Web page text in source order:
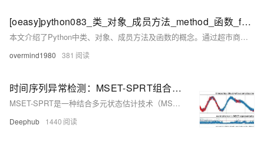
[oeasy]python083_类_对象_成员方法_method_函数_function_isinstance
本文介绍了Python中类、对象、成员方法及函数的概念。通过超市商品分类的例子，形象地解释了“类型”的概念，如整型(int)和字符串(str)是两种不同的数据类型。整型对象支持数字求和，字符串对象支持拼接。使用`isinstance`函数可以判断对象是否属于特定类型，例如判断变量是否为整型。此外，还探讨了面向对象编程(OOP)与面向过程编程的区别，并简要介绍了`type`和`help`函数的用法。最后总结指出，不同类型的对象有不同的运算和方法，如字符串有`find`和`index`方法，而整型没有。更多内容可参考文末提供的蓝桥、GitHub和Gitee链接。
overmind1980 381
时间序列异常检测：MSET-SPRT组合方法的原理和Python代码实现
MSET-SPRT是一种结合多元状态估计技术（MSET）与序贯概率比检验（SPRT）的混合框架，专为高维度、强关联数据流的异常检测设计。MSET通过历史数据建模估计系统预期状态，SPRT基于统计推断判定偏差显著性，二者协同实现精准高效的异常识别。本文以Python为例，展示其在模拟数据中的应用，证明其在工业监控、设备健康管理及网络安全等领域的可靠性与有效性。
Deephub 1440